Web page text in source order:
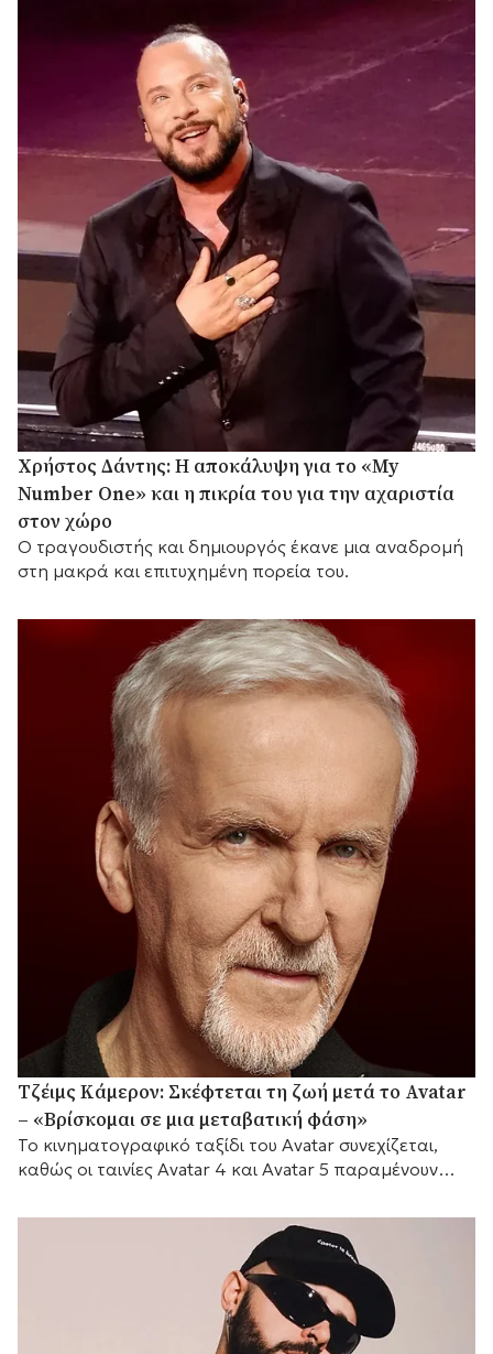
Χρήστος Δάντης: Η αποκάλυψη για το «My
Number One» και η πικρία του για την αχαριστία
στον χώρο
Ο τραγουδιστής και δημιουργός έκανε μια αναδρομή
στη μακρά και επιτυχημένη πορεία του.
Τζέιμς Κάμερον: Σκέφτεται τη ζωή μετά το Avatar
– «Βρίσκομαι σε μια μεταβατική φάση»
Το κινηματογραφικό ταξίδι του Avatar συνεχίζεται,
καθώς οι ταινίες Avatar 4 και Avatar 5 παραμένουν
αντίστοιχα